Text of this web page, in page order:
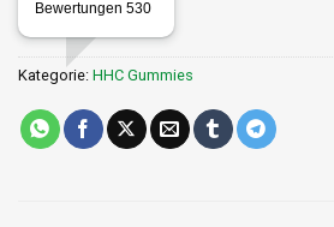
Kategorie: HHC Gummies